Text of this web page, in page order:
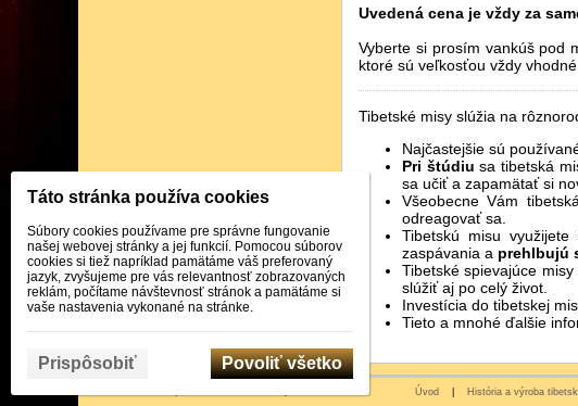
Uvedená cena je vždy za
Vyberte si prosím vankúš pod
ktoré sú veľkosťou vždy
Tibetské misy slúžia na
Najčastejšie sú
Pri štúdiu sa tibetská
sa učiť a zapamätať si
Všeobecne Vám
odreagovať sa.
Tibetskú misu využijete
zaspávania a prehlbujú
Tibetské spievajúce
slúžiť aj po celý život.
Investícia do tibetskej
Tieto a mnohé ďalšie
Úvod História a výroba
Táto stránka používa cookies
Súbory cookies používame pre správne fungovanie
našej webovej stránky a jej funkcií. Pomocou súborov
cookies si tiež napríklad pamätáme váš preferovaný
jazyk, zvyšujeme pre vás relevantnosť zobrazovaných
reklám, počítame návštevnosť stránok a pamätáme si
vaše nastavenia vykonané na stránke.
Prispôsobiť Povoliť všetko